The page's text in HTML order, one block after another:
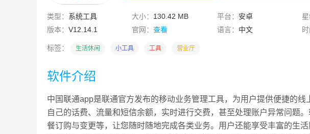
类型： 系统工具 大小： 130.42 MB 平台： 安卓
星
版本： V12.14.1 官网：查看 语言： 中文 时
标签： 生活休闲 小工具 工具 营业厅
软件介绍
中国联通app是联通官方发布的移动业务管理工具，为用户提供便捷的
自己的话费、流量和短信余额，实时进行交费，甚至处理账户异常问题
餐订购与变更等，让您随时随地完成各类业务。用户还能享受丰富的生